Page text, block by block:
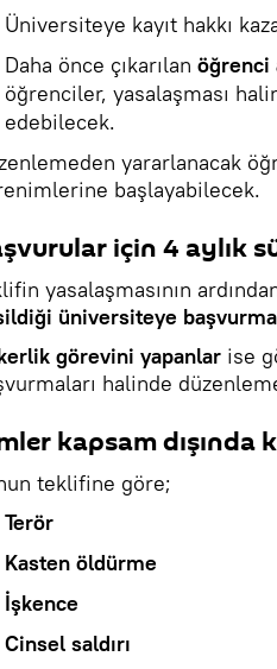
Üniversiteye kayıt hakkı
Daha önce çıkarılan öğrenci
öğrenciler, yasalaşması
edebilecek.
yararlanacak
başlayabilecek.
için 4 aylık
yasalaşmasının
üniversiteye
görevini yapanlar ise
halinde
kapsam dışında
teklifine göre;
Terör
Kasten öldürme
İşkence
Cinsel saldırı